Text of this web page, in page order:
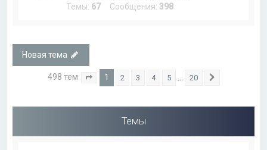
Темы: 67Сообщения: 398
Новая тема
498 тем Страница из 20
1 2 3 4 5 20
Темы